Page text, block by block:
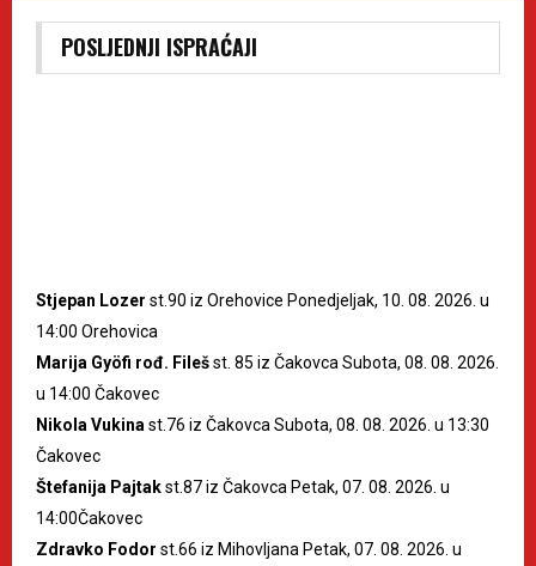
POSLJEDNJI ISPRAĆAJI
Stjepan Lozer st.90 iz Orehovice Ponedjeljak, 10. 08. 2026. u
14:00 Orehovica
Marija Gyöfi rođ. Filešst. 85 iz Čakovca Subota, 08. 08. 2026.
u 14:00 Čakovec
Nikola Vukina st.76 iz Čakovca Subota, 08. 08. 2026. u 13:30
Čakovec
Štefanija Pajtakst.87 iz Čakovca Petak, 07. 08. 2026. u
14:00Čakovec
Zdravko Fodor st.66 iz Mihovljana Petak, 07. 08. 2026. u